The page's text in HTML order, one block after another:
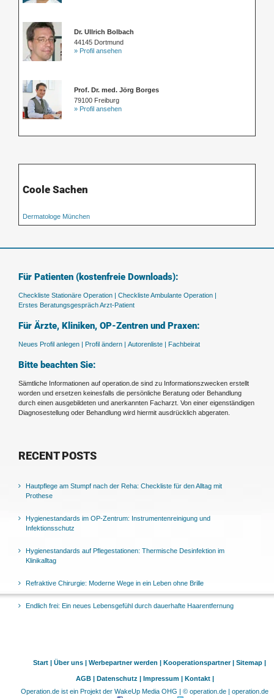
Dr. Ullrich Bolbach
44145 Dortmund
» Profil ansehen
Prof. Dr. med. Jörg Borges
79100 Freiburg
» Profil ansehen
Coole Sachen
Dermatologe München
Für Patienten (kostenfreie Downloads):
Checkliste Stationäre Operation | Checkliste Ambulante Operation |
Erstes Beratungsgespräch Arzt-Patient
Für Ärzte, Kliniken, OP-Zentren und Praxen:
Neues Profil anlegen | Profil ändern | Autorenliste | Fachbeirat
Bitte beachten Sie:
Sämtliche Informationen auf operation.de sind zu Informationszwecken erstellt
worden und ersetzen keinesfalls die persönliche Beratung oder Behandlung
durch einen ausgebildeten und anerkannten Facharzt. Von einer eigenständigen
Diagnosestellung oder Behandlung wird hiermit ausdrücklich abgeraten.
RECENT POSTS
Hautpflege am Stumpf nach der Reha: Checkliste für den Alltag mit
Prothese
Hygienestandards im OP-Zentrum: Instrumentenreinigung und
Infektionsschutz
Hygienestandards auf Pflegestationen: Thermische Desinfektion im
Klinikalltag
Refraktive Chirurgie: Moderne Wege in ein Leben ohne Brille
Endlich frei: Ein neues Lebensgefühl durch dauerhafte Haarentfernung
Start | Über uns | Werbepartner werden | Kooperationspartner | Sitemap |
AGB | Datenschutz | Impressum | Kontakt |
Operation.de ist ein Projekt der WakeUp Media OHG | © operation.de | operation.de